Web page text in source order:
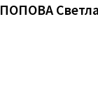
ПОПОВА